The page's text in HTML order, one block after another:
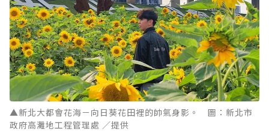
▲新北大都會花海－向日葵花田裡的帥氣身影。 圖：新北市
政府高灘地工程管理處 ／提供